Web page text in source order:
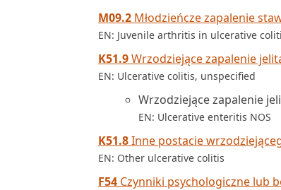
M09.2 Młodzieńcze zapalenie
EN: Juvenile arthritis in ulcerative
K51.9Wrzodziejące zapalenie
EN: Ulcerative colitis, unspecified
Wrzodziejące zapalenie
EN: Ulcerative enteritis NOS
K51.8Inne postacie
EN: Other ulcerative colitis
F54 Czynniki psychologiczne lub